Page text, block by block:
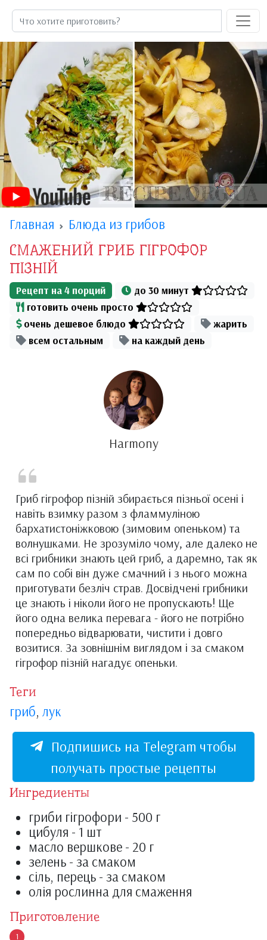
Главная Блюда из грибов
СМАЖЕНИЙ ГРИБ ГІГРОФОР
ПІЗНІЙ
Рецепт на4порций
до 30 минут
готовить очень просто
очень дешевое блюдо
жарить
всем остальным
на каждый день
Harmony
Гриб гігрофор пізній збирається пізньої осені і
навіть взимку разом з фламмуліною
бархатистоніжковою (зимовим опеньком) та
волнушками. Не зрозуміло чому, але далеко не
всі грибники знають цей гриб, а даремно, так як
сам по собі він дуже смачний і з нього можна
приготувати безліч страв. Досвідчені грибники
це знають і ніколи його не пропускають! Ще
його одна велика перевага - його не потрібно
попередньо відварювати, чистити і довго
возитися. За зовнішнім виглядом і за смаком
гігрофор пізній нагадує опеньки.
Теги
гриб, лук
Подпишись на Telegram чтобы
получать простые рецепты
Ингредиенты
гриби гігрофори - 500 г
цибуля - 1 шт
масло вершкове - 20 г
зелень - за смаком
сіль, перець - за смаком
олія рослинна для смаження
Приготовление